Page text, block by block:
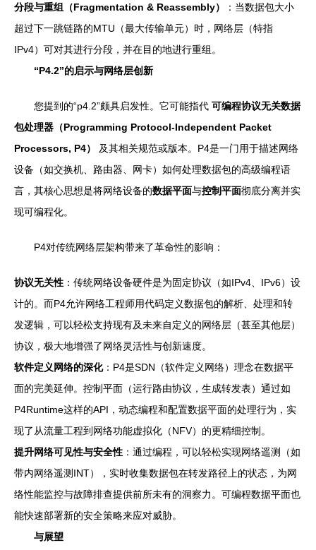
分段与重组（Fragmentation & Reassembly）
：当数据包大小
超过下一跳链路的MTU（最大传输单元）时，网络层（特指
IPv4）可对其进行分段，并在目的地进行重组。
“P4.2”的启示与网络层创新
您提到的“p4.2”颇具启发性。它可能指代 可编程协议无关数据
包处理器（Programming Protocol-Independent Packet
Processors, P4）
及其相关规范或版本。P4是一门用于描述网络
设备（如交换机、路由器、网卡）如何处理数据包的高级编程语
言，其核心思想是将网络设备的数据平面与控制平面彻底分离并实
现可编程化。
P4对传统网络层架构带来了革命性的影响：
协议无关性 ：传统网络设备硬件是为固定协议（如IPv4、IPv6）设
计的。而P4允许网络工程师用代码定义数据包的解析、处理和转
发逻辑，可以轻松支持现有及未来自定义的网络层（甚至其他层）
协议，极大地增强了网络灵活性与创新速度。
软件定义网络的深化：P4是SDN（软件定义网络）理念在数据平
面的完美延伸。控制平面（运行路由协议，生成转发表）通过如
P4Runtime这样的API，动态编程和配置数据平面的处理行为，实
现了从流量工程到网络功能虚拟化（NFV）的更精细控制。
提升网络可见性与安全性 ：通过编程，可以轻松实现网络遥测（如
带内网络遥测INT），实时收集数据包在转发路径上的状态，为网
络性能监控与故障排查提供前所未有的洞察力。可编程数据平面也
能快速部署新的安全策略来应对威胁。
与展望